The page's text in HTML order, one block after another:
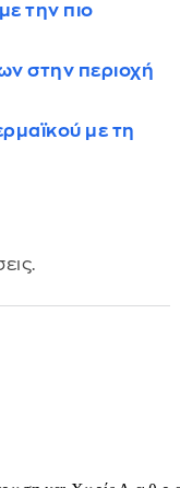
την πιο
στην περιοχή
με τη